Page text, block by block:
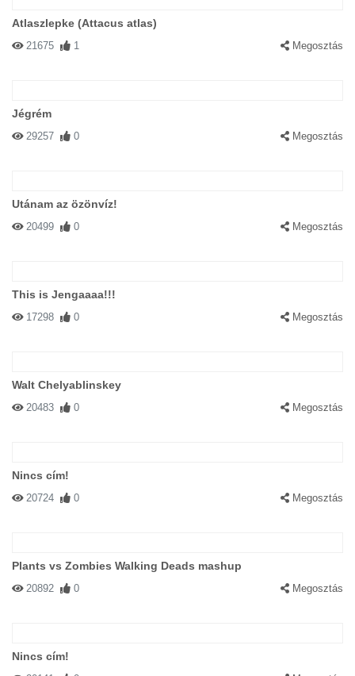
Atlaszlepke (Attacus atlas)
21675 1 Megosztás
Jégrém
29257 0 Megosztás
Utánam az özönvíz!
20499 0 Megosztás
This is Jengaaaa!!!
17298 0 Megosztás
Walt Chelyablinskey
20483 0 Megosztás
Nincs cím!
20724 0 Megosztás
Plants vs Zombies Walking Deads mashup
20892 0 Megosztás
Nincs cím!